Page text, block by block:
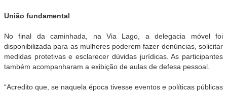
União fundamental
No final da caminhada, na Via Lago, a delegacia móvel foi
disponibilizada para as mulheres poderem fazer denúncias, solicitar
medidas protetivas e esclarecer dúvidas jurídicas. As participantes
também acompanharam a exibição de aulas de defesa pessoal.
“Acredito que, se naquela época tivesse eventos e políticas públicas